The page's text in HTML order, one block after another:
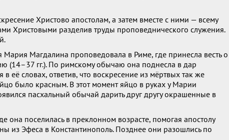
Христово апостолам, а затем вместе с ними — всему
Христовыми разделив труды проповеднического служения.
Магдалина проповедовала в Риме, где принесла весть о
(14–37 гг.). По римскому обычаю она поднесла в дар
её словах, ответив, что воскресение из мёртвых так же
было красным. В этот момент яйцо в руках у Марии
пасхальный обычай дарить друг другу окрашенные в
поселилась в преклонном возрасте, помогая апостолу
из Эфеса в Константинополь. Позднее они разошлись по